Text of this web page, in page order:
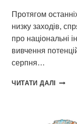
Протягом
низку заходів,
про національні
вивчення
серпня…
ЧИТАТИ ДАЛІ